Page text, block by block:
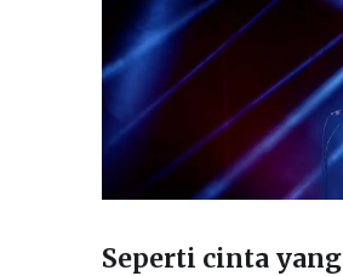
Seperti cinta yang